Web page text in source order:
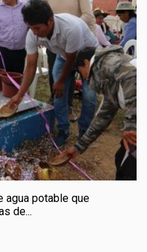
agua potable que
de...